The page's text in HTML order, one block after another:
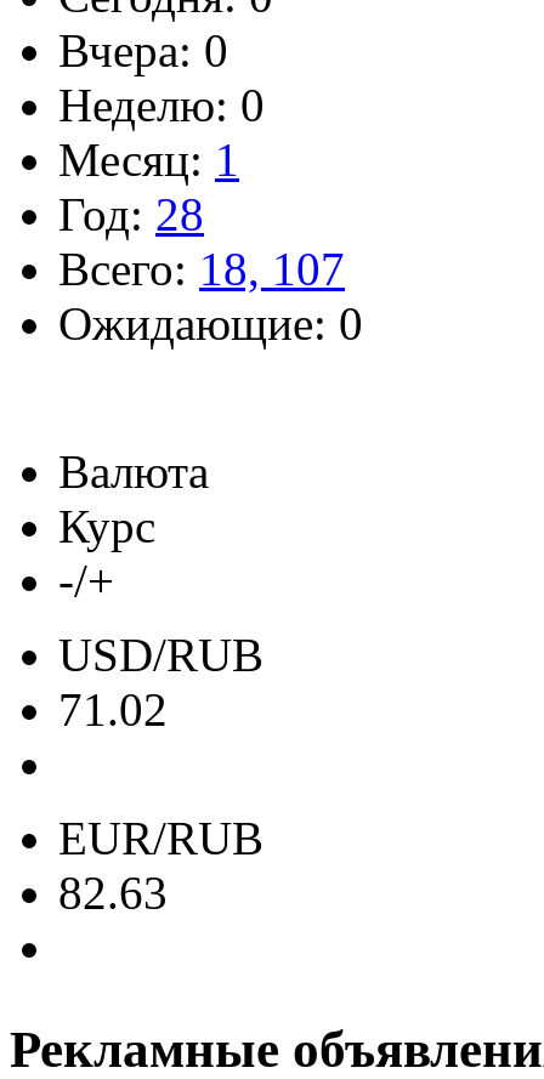
Вчера: 0
Неделю: 0
Месяц: 1
Год: 28
Всего: 18, 107
Ожидающие: 0
Валюта
Курс
-/+
USD/RUB
71.02
EUR/RUB
82.63
Рекламные